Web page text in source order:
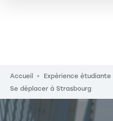
Fil d'Ariane
Accueil Expérience étudiante
Se déplacer à Strasbourg